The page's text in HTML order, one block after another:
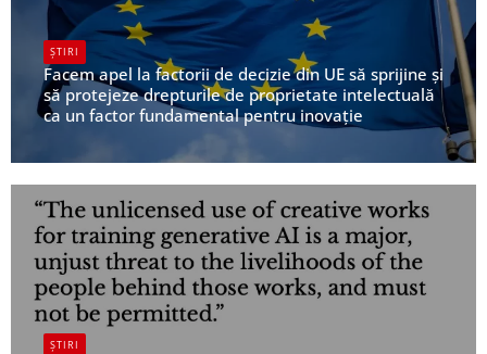
ȘTIRI
Facem apel la factorii de decizie din UE să sprijine și
să protejeze drepturile de proprietate intelectuală
ca un factor fundamental pentru inovație
ȘTIRI